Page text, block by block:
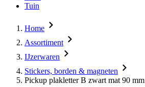
Tuin
Home
Assortiment
IJzerwaren
Stickers, borden & magneten
Pickup plakletter B zwart mat 90 mm